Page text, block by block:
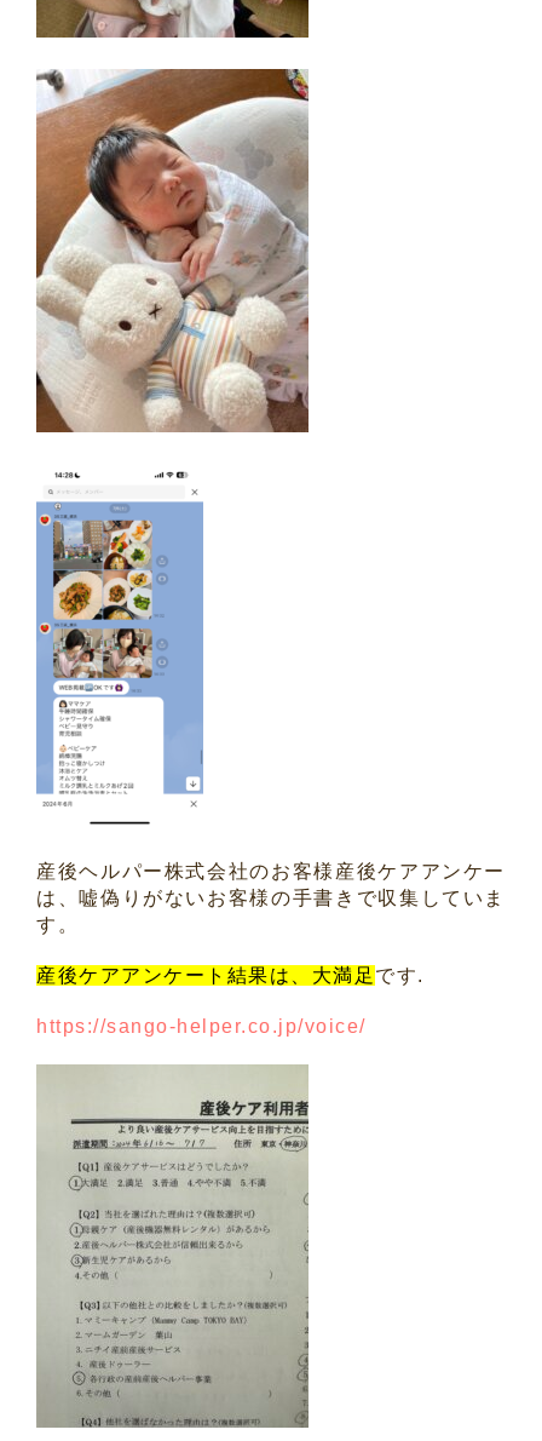
産後ヘルパー株式会社のお客様産後ケアアンケー
は、嘘偽りがないお客様の手書きで収集していま
す。
産後ケアアンケート結果は、大満足 です.
https://sango-helper.co.jp/voice/